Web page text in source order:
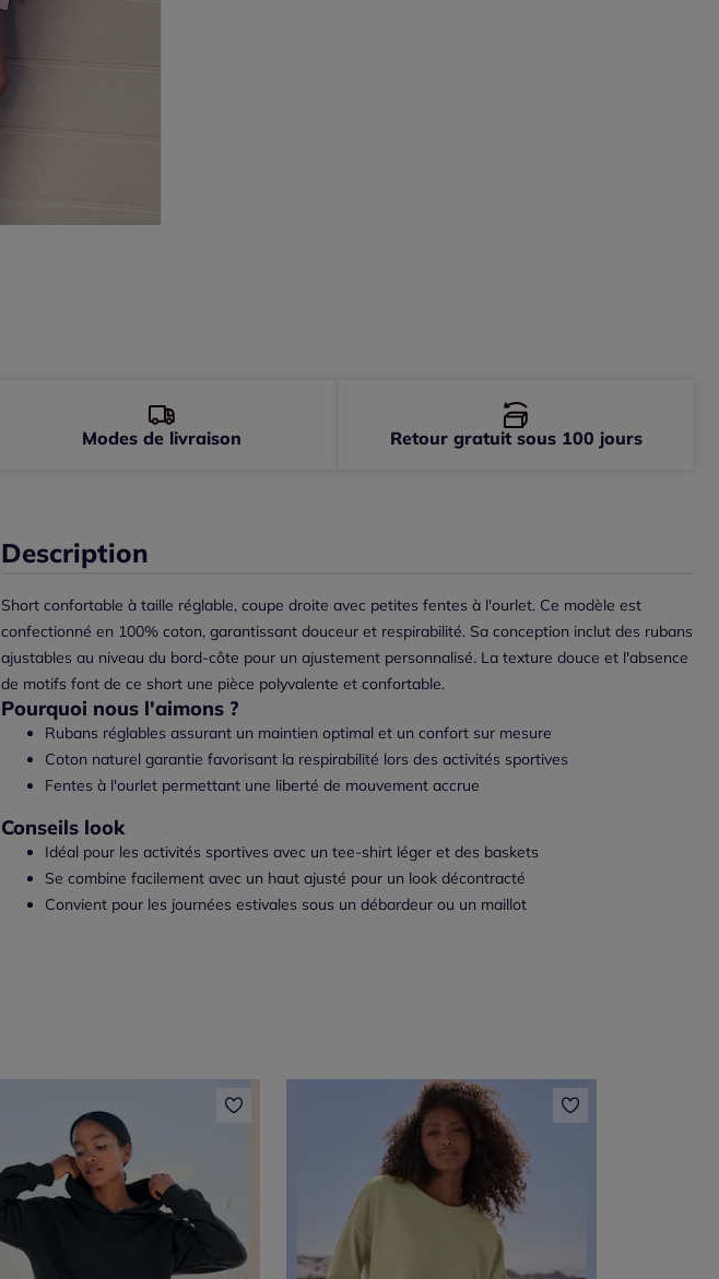
Description
Short confortable à taille réglable, coupe droite avec petites fentes à l'ourlet. Ce modèle est
confectionné en 100% coton, garantissant douceur et respirabilité. Sa conception inclut des rubans
ajustables au niveau du bord-côte pour un ajustement personnalisé. La texture douce et l'absence
de motifs font de ce short une pièce polyvalente et confortable.
Pourquoi nous l'aimons ?
Rubans réglables assurant un maintien optimal et un confort sur mesure
Coton naturel garantie favorisant la respirabilité lors des activités sportives
Fentes à l'ourlet permettant une liberté de mouvement accrue
Conseils look
Idéal pour les activités sportives avec un tee-shirt léger et des baskets
Se combine facilement avec un haut ajusté pour un look décontracté
Convient pour les journées estivales sous un débardeur ou un maillot
Modes de livraison Retour gratuit sous 100 jours